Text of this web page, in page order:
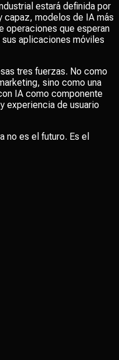
estará definida por
capaz, modelos de IA más
operaciones que esperan
aplicaciones móviles
tres fuerzas. No como
sino como una
IA como componente
experiencia de usuario
no es el futuro. Es el